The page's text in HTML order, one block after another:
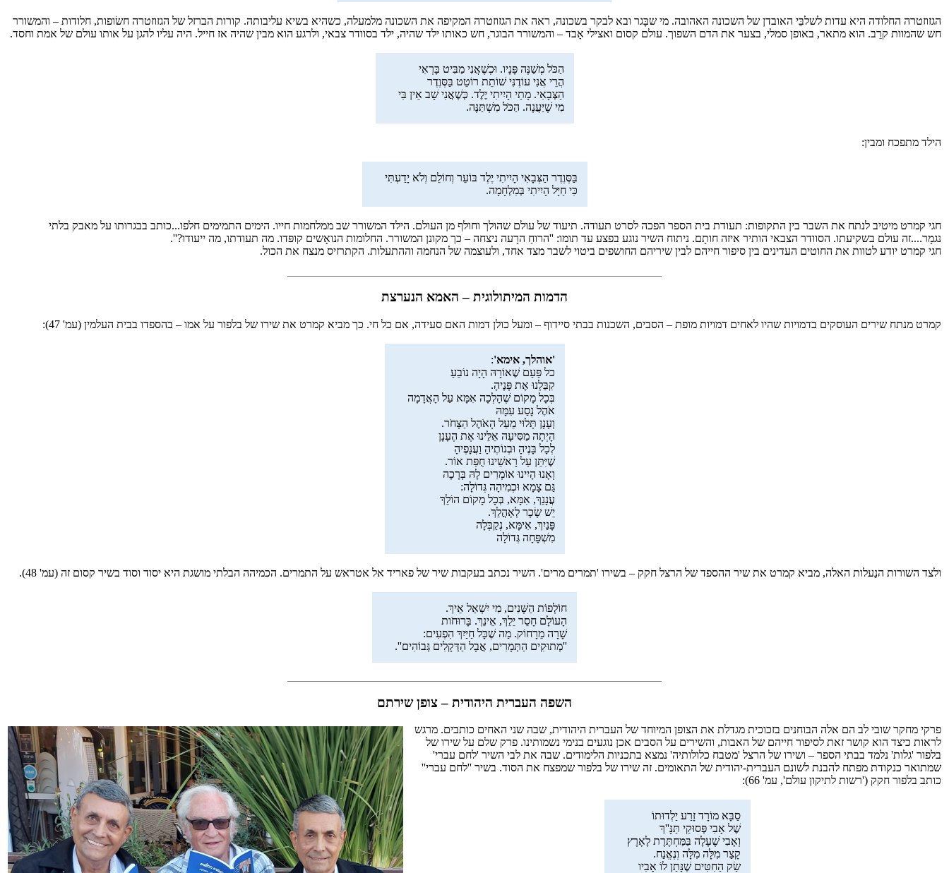
הגזוזטרה החלודה היא עדות לשלבֵּי האובדן של השכונה האהובה. מי שבָּגר ובא לבקר בשכונה, ראה את הגזוזטרה המקיפה את השכונה מלמעלה, כשהיא בשיא עליבותה. קורות הברזל של הגזוזטרה חשׂופות, חלודות – והמשורר
חש שהמוות קרֵב. הוא מתאר, באופן סמלי, בצער את הדם השפוך. עולם קסום ואצילי אָבד – והמשורר הבוגר, חש כאותו ילד שהיה, ילד בסוודר צבאי, ולרגע הוא מבין שהיה אז חייל. היה עליו להגן על אותו עולם של אמת וחסד.
הַכֹּל מְשַׁנֶּה פָּנָיו. וּכְשֶׁאֲנִי מַבִּיט בָּרְאִי
הֲרֵי אֲנִי עוֹדֶנִּי שׁוֹתֵת רוֹטֵט בַּסְּוֶדֶר
הַצְּבָאִי. מָתַי הָיִיתִי יֶלֶד. כְּשֶׁאֲנִי שָׁב אֵין בִּי
מִי שֶׁיַּעֲנֶה. הַכֹּל מִשְׁתַּנֶּה.
הילד מתפכח ומבין:
בַּסְּוֶדֶר הַצְּבָאִי הָיִיתִי יֶלֶד בּוֹעֵר וְחוֹלֵם וְלֹא יָדַעְתִּי
כִּי חַיָּל הָיִיתִי בְּמִלְחָמָה.
חגי קמרט מיטיב לנתח את השבר בין התקופות: תעודת בית הספר הפכה לסרט תעודה. תיעוד של עולם שהולך וחולף מן העולם. הילד המשורר שב ממלחמות חייו. הימים התמימים חלפו...כותב בבגרותו על מאבק בלתי
נגמָר....זה עולם בשקיעתו. הסוודר הצבאי הותיר איזה חותָם. ניתוח השיר נוגע בפצע עד תומו: ''הרוחַ הרָעה ניצחה – כך מקונן המשורר. החלומות הנואָשים קופּדו. מה תעודתו, מה ייעודו?''.
חגי קמרט יודע לטוות את החוטים העדינים בין סיפור חייהם לבין שיריהם החושפים ביטוי לשבר מצד אחד, ולעוצמה של הנחמה וההתעלות. הקתרזיס מנצח את הכול.
הדמות המיתולוגית – האמא הנערצת
קמרט מנתח שירים העוסקים בדמויות שהיו לאחים דמויות מופת – הסבים, השכנות בבתי סיידוף – ומעל כולן דמות האם סעידה, אם כל חי. כך מביא קמרט את שירו של בלפור על אמו – בהספדו בבית העלמין (עמ' 47):
'אוהלך, אימא':
כל פַּעַם שֶׁאוֹרָהּ הָיָה נוֹבֵעַ
קִבַּלְנוּ אֶת פָּנֶיהָ.
בְּכָל מָקוֹם שֶׁהָלְכָה אִמָּא עַל הָאֲדָמָה
אֹהֶל נָסַע עִמָּהּ
וְעָנָן תָּלוּי מֵעַל הָאֹהֶל הַצָּחֹר.
הָיְתָה מַסִּיעָה אֵלֵּינוּ אֶת הֶעָנָן
לְכָל בָּנֶיהָ וּבְנוֹתֶיהָ וַעֲנָפֶיהָ
שֶׁיִּתֵּן עַל רָאשֵׁינוּ חֻפַּת אוֹר.
וְאָנוּ הָיִינוּ אוֹמְרִים לָהּ בְּרָכָה
גַּם צָמָא וּכְמִיהָה גְּדוֹלָה:
עֲנָנֵךְ, אִמָּא, בְּכָל מָקוֹם הוֹלֵךְ
יֵשׁ שָׂכָר לְאָהֳלֵךְ.
פָּנַיִךְ, אִימָּא, נְקַבְּלָה
מִשְׁפָּחָה גְּדוֹלָה
ולצד השורות הנַעלות האלה, מביא קמרט את שיר ההספד של הרצל חקק – בשירו 'תמרים מרים'. השיר נכתב בעקבות שיר של פאריד אל אטראש על התמרים. הכמיהה הבלתי מושגת היא יסוד וסוד בשיר קסום זה (עמ' 48).
חוֹלְפוֹת הַשָּׁנִים, מִי יִשְׁאַל אֵיךְ.
הָעוֹלָם חָסֵר יֵלֵךְ, אֵינֵךְ. בָּרוּחֹות
שָׁרָה מֵרָחוֹק. מַה שֶׁכָּל חַיַּיִךְ הִפְעִים:
''מְתוּקִים הַתְּמָרִים, אֲבָל הַדְּקָלִים גְּבוֹהִים''.
השפה העברית היהודית – צופן שירתם
פרקי מחקר שובי לב הם אלה הבוחנים בזכוכית מגדלת את הצופן המיוחד של העברית היהודית, שבה שני האחים כותבים. מרגש
לראות כיצד הוא קושר זאת לסיפור חייהם של האבות, והשירים על הסבים אכן נוגעים בנימי נשמותינו. פרק שלם על שירו של
בלפור 'גלות' נלמד בבתי הספר – ושירו של הרצל 'מטבח כלולותיה' נמצא בתכניות הלימודים. שבה את לבי השיר 'לחם עברי'
שמתואר כנקודת מפתח להבנת לשונם העברית-יהודית של התאומים. זה שירו של בלפור שמפצח את הסוד. בשיר ''לחם עברי''
כותב בלפור חקק ('רשות לתיקון עולם', עמ' 66):
סַבָּא מוֹרָד זָרַע יַלְדוּתוֹ
שֶׁל אָבִי פְּסוּקֵי תַּנָּ''ךְ
וְאָבִי שֶׁעָלָה בַּמַּחְתֶּרֶת לָאָרֶץ
קָצַר מִלָּה מִלָּה וְנֶאֱנַח.
שַׂק הַחִטִּים שֶׁנָּתַן לוֹ אָבִיו